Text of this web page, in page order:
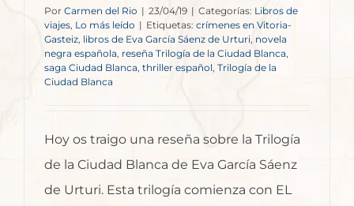
Por Carmen del Rio | 23/04/19 | Categorías: Libros de
viajes, Lo más leído | Etiquetas: crímenes en Vitoria-
Gasteiz libros de Eva García Sáenz de Urturi novela
negra española reseña Trilogía de la Ciudad Blanca,
saga Ciudad Blanca, thriller español Trilogía de la
Ciudad Blanca
Hoy os traigo una reseña sobre la Trilogía
de la Ciudad Blanca de Eva García Sáenz
de Urturi. Esta trilogía comienza con EL